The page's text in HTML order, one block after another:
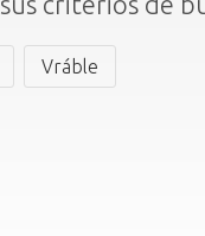
Vráble